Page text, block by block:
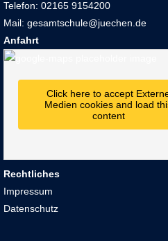
Telefon: 02165 9154200
Mail: gesamtschule@juechen.de
Anfahrt
Click here to accept
Medien cookies and load
content
Rechtliches
Impressum
Datenschutz